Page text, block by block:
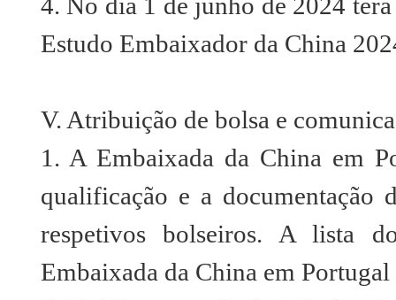
Estudo Embaixador da China
V. Atribuição de bolsa e
1. A Embaixada da China em
qualificação e a documentação
respetivos bolseiros. A lista
Embaixada da China em